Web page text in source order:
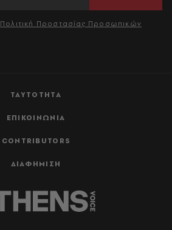
ΤΑΥΤΟΤΗΤΑ
ΕΠΙΚΟΙΝΩΝΙΑ
CONTRIBUTORS
ΔΙΑΦΗΜΙΣΗ
Πολιτική Προστασίας Προσωπικών